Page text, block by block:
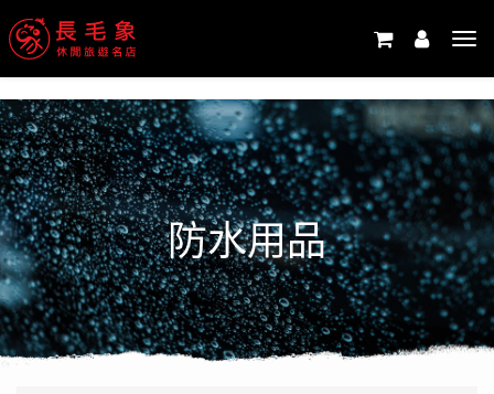
防水用品